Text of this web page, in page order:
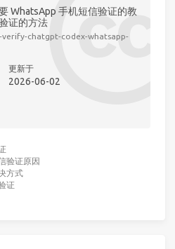
WhatsApp 手机短信验证的教
证的方法
chatgpt-codex-whatsapp-
更新于
2026-06-02
验证原因
方式
证